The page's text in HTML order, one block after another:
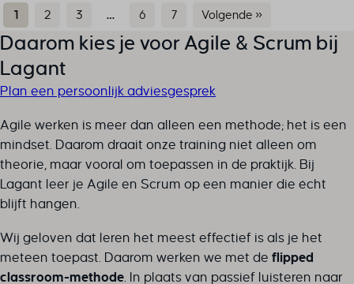
1 2 3 … 6 7 Volgende »
Daarom kies je voor Agile & Scrum bij
Lagant
Plan een persoonlijk adviesgesprek
Agile werken is meer dan alleen een methode; het is een
mindset. Daarom draait onze training niet alleen om
theorie, maar vooral om toepassen in de praktijk. Bij
Lagant leer je Agile en Scrum op een manier die écht
blijft hangen.
Wij geloven dat leren het meest effectief is als je het
meteen toepast. Daarom werken we met de flipped
classroom-methode. In plaats van passief luisteren naar